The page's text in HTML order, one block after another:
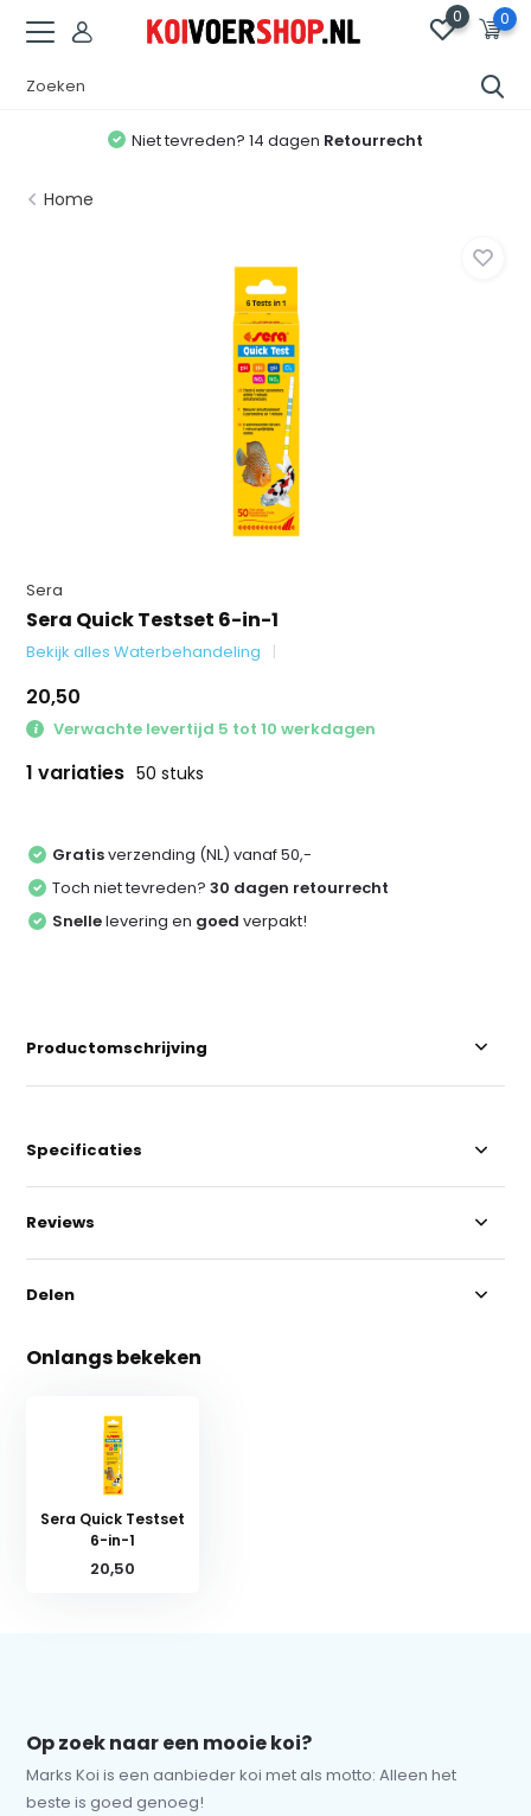
0 0
Niet tevreden? 14 dagen Retourrecht
Home
Sera
Sera Quick Testset 6-in-1
Bekijk alles Waterbehandeling
20,50
Verwachte levertijd 5 tot 10 werkdagen
1 variaties 50 stuks
Gratisverzending (NL) vanaf 50,-
Toch niet tevreden?30 dagen retourrecht
Snellelevering en goed verpakt!
Productomschrijving
Specificaties
Reviews
Delen
Onlangs bekeken
Sera Quick Testset
6-in-1
20,50
Op zoek naar een mooie koi?
Marks Koi is een aanbieder koi met als motto: Alleen het
beste is goed genoeg!